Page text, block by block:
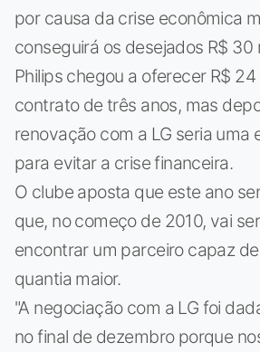
por causa da crise econômica
conseguirá os desejados R$ 30
Philips chegou a oferecer R$
contrato de três anos, mas
renovação com a LG seria uma
para evitar a crise financeira.
O clube aposta que este ano
que, no começo de 2010, vai
encontrar um parceiro capaz
quantia maior.
"A negociação com a LG foi
no final de dezembro porque